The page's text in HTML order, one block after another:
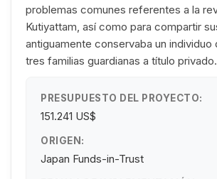
problemas comunes referentes a la
Kutiyattam, así como para compartir
antiguamente conservaba un individuo
tres familias guardianas a título privado.
PRESUPUESTO DEL PROYECTO:
151.241 US$
ORIGEN:
Japan Funds-in-Trust